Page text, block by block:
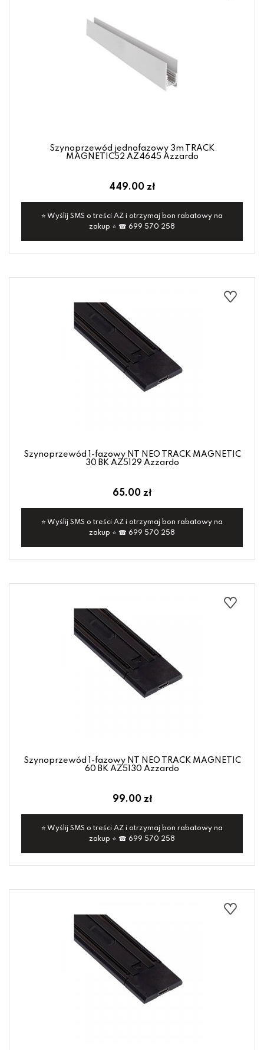
Szynoprzewód jednofazowy 3m TRACK
MAGNETIC52 AZ4645 Azzardo
449.00 zł
⭐ Wyślij SMS o treści AZ i otrzymaj bon rabatowy na
zakup ⭐ ☎ 699 570 258
Szynoprzewód 1-fazowy NT NEO TRACK MAGNETIC
30 BK AZ5129 Azzardo
65.00 zł
⭐ Wyślij SMS o treści AZ i otrzymaj bon rabatowy na
zakup ⭐ ☎ 699 570 258
Szynoprzewód 1-fazowy NT NEO TRACK MAGNETIC
60 BK AZ5130 Azzardo
99.00 zł
⭐ Wyślij SMS o treści AZ i otrzymaj bon rabatowy na
zakup ⭐ ☎ 699 570 258